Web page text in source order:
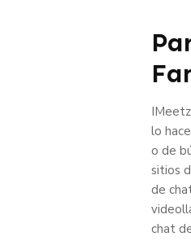
lo
o de
sitios
de
chat